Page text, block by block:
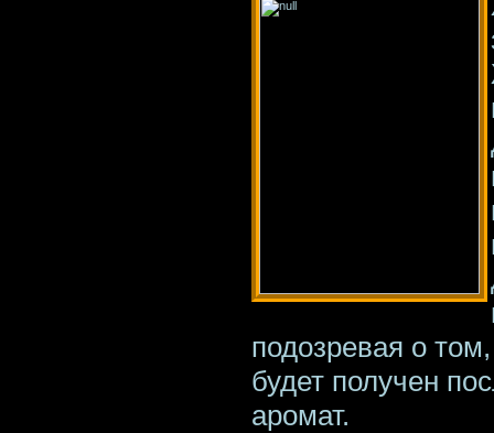
подозревая о
будет получен
аромат.